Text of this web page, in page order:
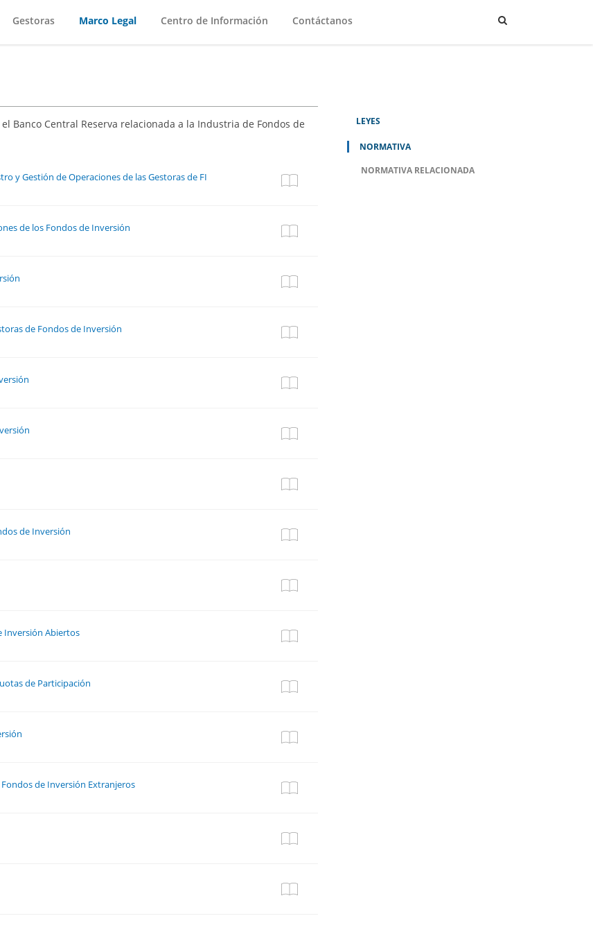
Gestoras Marco Legal Centro de Información Contáctanos
Banco Central Reserva relacionada a la Industria de Fondos de
y Gestión de Operaciones de las Gestoras de FI
de los Fondos de Inversión
de Fondos de Inversión
de Inversión
Inversión Abiertos
de Participación
de Inversión Extranjeros
LEYES
NORMATIVA
NORMATIVA RELACIONADA